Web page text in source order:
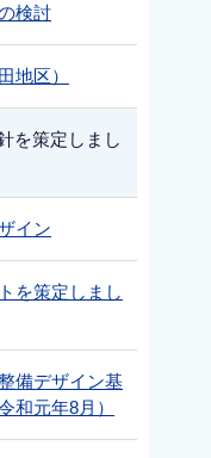
検討
地区）
を策定しまし
イン
を策定しまし
備デザイン基
和元年8月）